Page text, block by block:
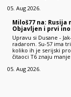
05. Aug 2026.
Miloš77 na: Rusija
Objavljen i prvi
Upravu si Dusane -
radarom. Su-57 ima
koliko ih je serijski
čitaoci T6 znaju
05. Aug 2026.